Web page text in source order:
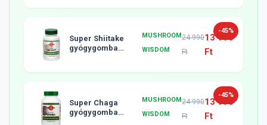
-45%
Super Shiitake
gyógygomba
MUSHROOM
WISDOM
24 990
Ft
13 990
Ft
-45%
Super Chaga
gyógygomba
MUSHROOM
WISDOM
24 990
Ft
13 990
Ft